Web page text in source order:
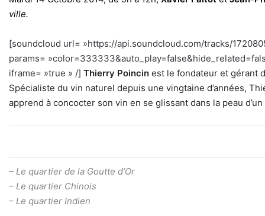
ville.
[soundcloud url= »https://api.soundcloud.com/tracks/
params=
iframe= »true » /] Thierry Poincin est le fondateur et gérant
Spécialiste du vin naturel depuis une vingtaine d’années,
apprend à concocter son vin en se glissant dans la peau
– Le quartier de la Goutte d’Or
– Le quartier Chinois
– Le quartier Indien